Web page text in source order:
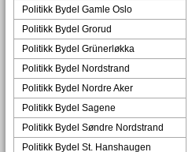
Politikk Bydel Gamle Oslo
Politikk Bydel Grorud
Politikk Bydel Grünerløkka
Politikk Bydel Nordstrand
Politikk Bydel Nordre Aker
Politikk Bydel Sagene
Politikk Bydel Søndre Nordstrand
Politikk Bydel St. Hanshaugen